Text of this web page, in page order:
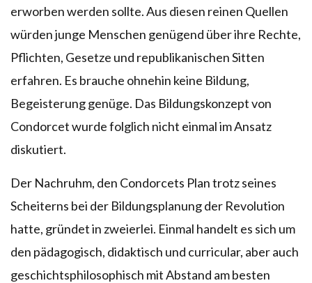
erworben werden sollte. Aus diesen reinen Quellen
würden junge Menschen genügend über ihre Rechte,
Pflichten, Gesetze und republikanischen Sitten
erfahren. Es brauche ohnehin keine Bildung,
Begeisterung genüge. Das Bildungskonzept von
Condorcet wurde folglich nicht einmal im Ansatz
diskutiert.
Der Nachruhm, den Condorcets Plan trotz seines
Scheiterns bei der Bildungsplanung der Revolution
hatte, gründet in zweierlei. Einmal handelt es sich um
den pädagogisch, didaktisch und curricular, aber auch
geschichtsphilosophisch mit Abstand am besten